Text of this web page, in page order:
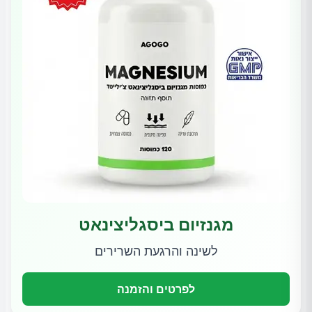
מגנזיום ביסגליצינאט
לשינה והרגעת השרירים
לפרטים והזמנה